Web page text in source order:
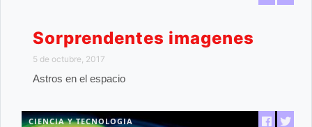
Sorprendentes imagenes
5 de octubre, 2017
Astros en el espacio
CIENCIA Y TECNOLOGIA